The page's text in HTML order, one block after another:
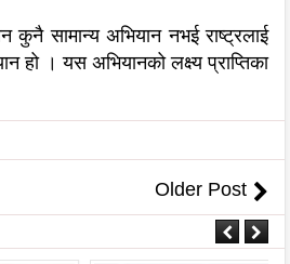
सामान्य अभियान नभई राष्ट्रलाई
हो । यस अभियानको लक्ष्य प्राप्तिका
Older Post